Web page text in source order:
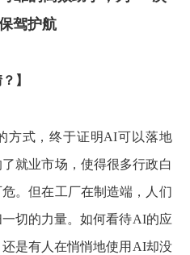
驾护航
】
方式，终于证明AI可以落地
就业市场，使得很多行政白
。但在工厂在制造端，人们
切的力量。如何看待AI的应
是有人在悄悄地使用AI却没